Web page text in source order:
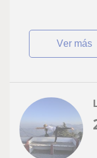
ver más